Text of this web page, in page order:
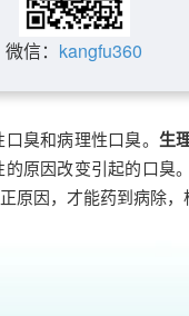
微信： kangfu360
臭和病理性口臭。 生
原因改变引起的口臭
原因，才能药到病除，